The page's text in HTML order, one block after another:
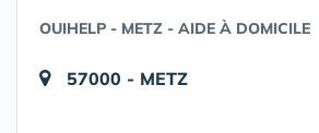
OUIHELP - METZ - AIDE À DOMICILE
57000 - METZ